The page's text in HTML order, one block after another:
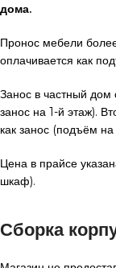
дома.
Пронос мебели
оплачивается как
Занос в частный дом
занос на 1-й этаж).
как занос (подъём на
Цена в прайсе
шкаф).
Сборка